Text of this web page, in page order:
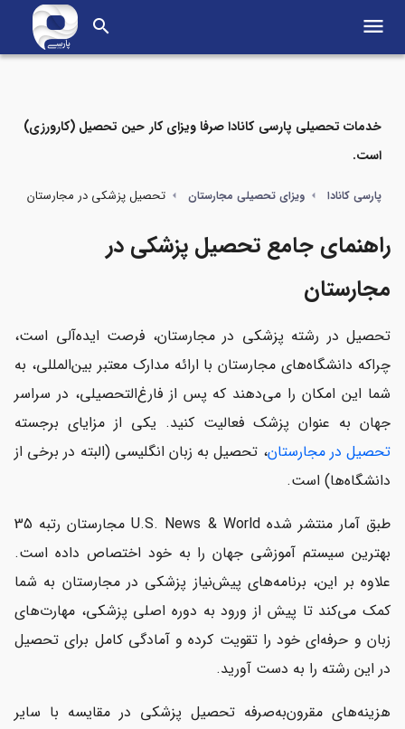
search menu
مواردی که در این مطلب می‌خوانید
رشته‌های پزشکی و پیراپزشکی قابل تحصیل در دانشگاه‌های مجارستان
شرایط پذیرش در رشته‌های پزشکی مجارستان
معرفی دانشگاه‌های برتر پزشکی در مجارستان
هزینه‌های تحصیل در مجارستان (شهریه و زندگی دانشجویی)
بورسیه‌های تحصیلی رشته پزشکی در مجارستان
اخذ ویزای تحصیلی مجارستان
تحصیل تخصص پزشکی در مجارستان
ارزیابی اولیه تا شروع تحصیل در مجارستان با پارسی کانادا
خدمات تحصیلی پارسی کانادا صرفا ویزای کار حین تحصیل (کارورزی)
است.
پارسی کانادا ویزای تحصیلی مجارستان تحصیل پزشکی در مجارستان
راهنمای جامع تحصیل پزشکی در
مجارستان
تحصیل در رشته پزشکی در مجارستان، فرصت ایده‌آلی است،
چراکه دانشگاه‌های مجارستان با ارائه مدارک معتبر بین‌المللی، به
شما این امکان را می‌دهند که پس از فارغ‌التحصیلی، در سراسر
جهان به عنوان پزشک فعالیت کنید. یکی از مزایای برجسته
تحصیل در مجارستان، تحصیل به زبان انگلیسی (البته در برخی از
دانشگاه‌ها) است.
طبق آمار منتشر شده U.S. News & World مجارستان رتبه 35
بهترین سیستم آموزشی جهان را به خود اختصاص داده است.
علاوه بر این، برنامه‌های پیش‌نیاز پزشکی در مجارستان به شما
کمک می‌کند تا پیش از ورود به دوره اصلی پزشکی، مهارت‌های
زبان و حرفه‌ای خود را تقویت کرده و آمادگی کامل برای تحصیل
در این رشته را به دست آورید.
هزینه‌های مقرون‌به‌صرفه تحصیل پزشکی در مقایسه با سایر